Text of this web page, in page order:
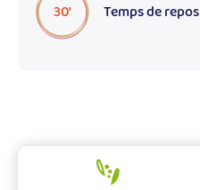
30' Temps de repos